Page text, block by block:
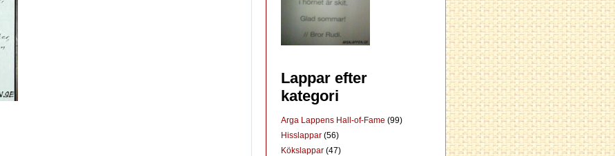
Lappar efter
kategori
Arga Lappens Hall-of-Fame (99)
Hisslappar (56)
Kökslappar (47)